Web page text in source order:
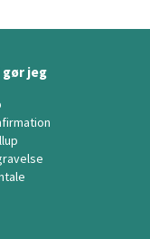
gør jeg